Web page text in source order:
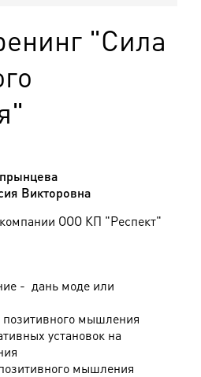
"Сила
Викторовна
ООО КП "Респект"
- дань моде или
мышления
установок на
мышления